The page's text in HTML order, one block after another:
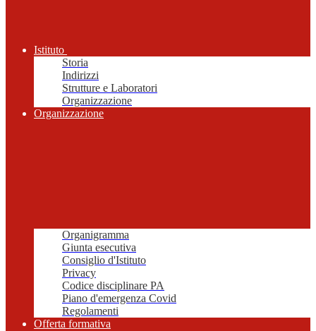
Istituto
Storia
Indirizzi
Strutture e Laboratori
Organizzazione
Organizzazione
Organigramma
Giunta esecutiva
Consiglio d'Istituto
Privacy
Codice disciplinare PA
Piano d'emergenza Covid
Regolamenti
Offerta formativa